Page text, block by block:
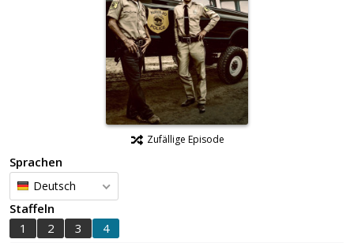
Zufällige Episode
Sprachen
Deutsch
Staffeln
1
2 3 4